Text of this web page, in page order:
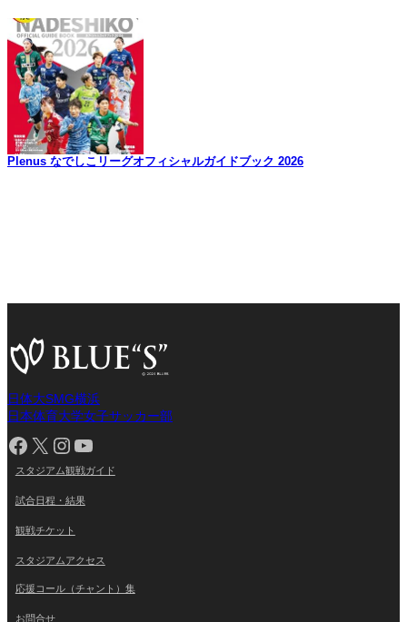
Plenus なでしこリーグオフィシャルガイドブック 2026
日体大SMG横浜
日本体育大学女子サッカー部
Facebook X Instagram YouTube
スタジアム観戦ガイド
試合日程・結果
観戦チケット
スタジアムアクセス
応援コール（チャント）集
お問合せ